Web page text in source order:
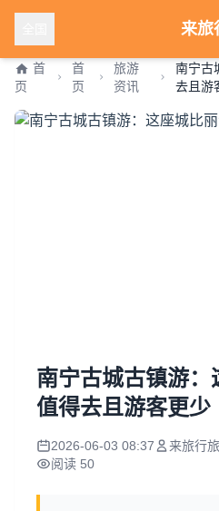
来旅
首
页
首
页
旅游
资讯
南宁古
去且游
南宁古城古镇游
值得去且游客更少
2026-06-03 08:37 来旅行
阅读 50